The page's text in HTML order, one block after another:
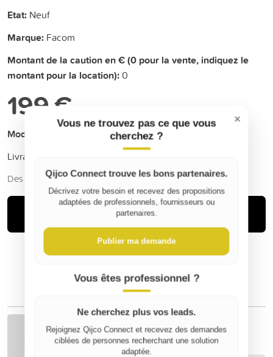
Etat: Neuf
Marque: Facom
Montant de la caution en € (0 pour la vente, indiquez le
montant pour la location):0
199 €
Mode de livraison
Livraison (+
Des frais de service de Qijco peuvent s'ajouter
Acheter
Top A
×
Vous ne trouvez pas ce que vous
cherchez ?
Qijco Connect trouve les bons partenaires.
Décrivez votre besoin et recevez des propositions
adaptées de professionnels, fournisseurs ou
partenaires.
Publier ma demande
Vous êtes professionnel ?
Ne cherchez plus vos leads.
Rejoignez Qijco Connect et recevez des demandes
ciblées de personnes recherchant une solution
adaptée.